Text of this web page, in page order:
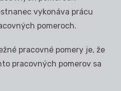
vykonáva prácu
pomeroch.
pracovné pomery je, že
pracovných pomerov sa